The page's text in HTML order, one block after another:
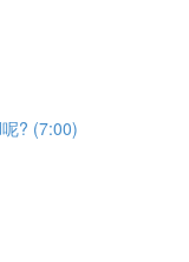
? (7:00)